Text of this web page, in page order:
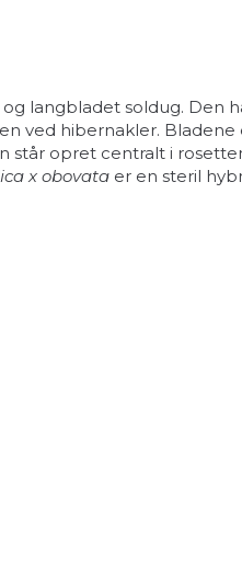
langbladet soldug. Den
ved hibernakler.
opret centralt i
x obovata er en steril